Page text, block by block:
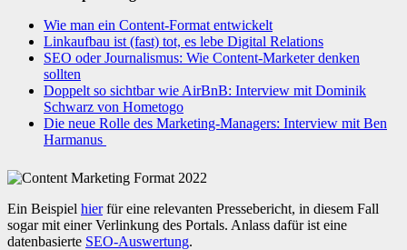
Wie man ein Content-Format entwickelt
Linkaufbau ist (fast) tot, es lebe Digital Relations
SEO oder Journalismus: Wie Content-Marketer denken
sollten
Doppelt so sichtbar wie AirBnB: Interview mit Dominik
Schwarz von Hometogo
Die neue Rolle des Marketing-Managers: Interview mit Ben
Harmanus
Ein Beispiel hierfür eine relevanten Pressebericht, in diesem Fall
sogar mit einer Verlinkung des Portals. Anlass dafür ist eine
datenbasierte SEO-Auswertung.